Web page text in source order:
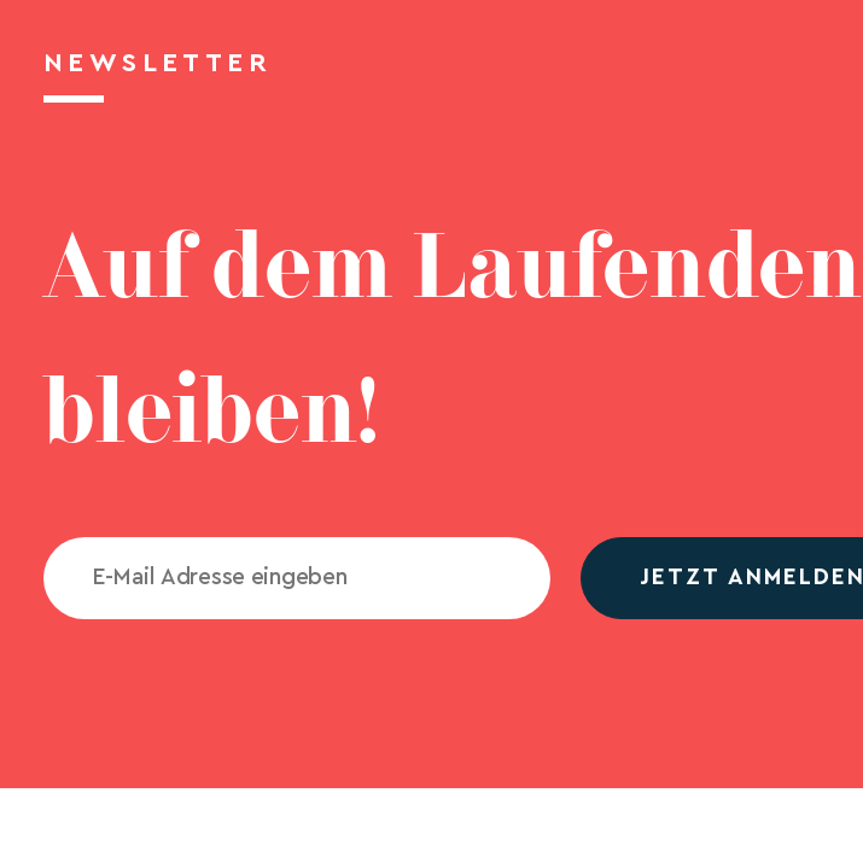
NEWSLETTER
Auf dem Laufenden
bleiben!
JETZT ANMELDEN